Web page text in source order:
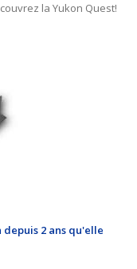
la Yukon Quest!
depuis 2 ans qu'elle